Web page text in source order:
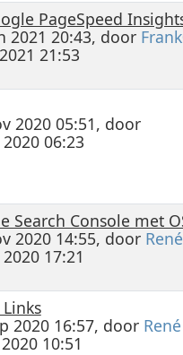
PageSpeed
2021 20:43, door
21:53
2020 05:51, door
06:23
Search Console met
2020 14:55, door René
17:21
2020 16:57, door René
10:51